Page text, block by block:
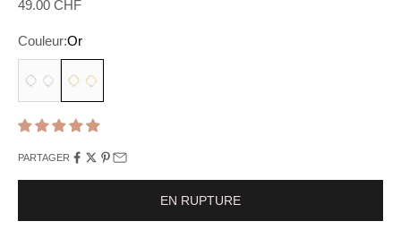
Prix de vente
49.00 CHF
Couleur:Or
PARTAGER
EN RUPTURE